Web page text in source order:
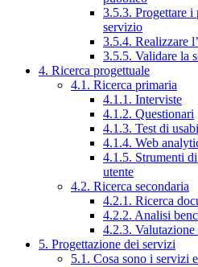
3.5.3. Progettare i
servizio
3.5.4. Realizzare
3.5.5. Validare la
4. Ricerca progettuale
4.1. Ricerca primaria
4.1.1. Interviste
4.1.2. Questionari
4.1.3. Test di
4.1.4. Web
4.1.5. Strumenti di
utente
4.2. Ricerca secondaria
4.2.1. Ricerca
4.2.2. Analisi
4.2.3. Valutazione
5. Progettazione dei servizi
5.1. Cosa sono i servizi